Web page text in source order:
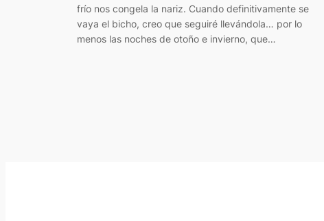
frío nos congela la nariz. Cuando definitivamente se
vaya el bicho, creo que seguiré llevándola… por lo
menos las noches de otoño e invierno, que…